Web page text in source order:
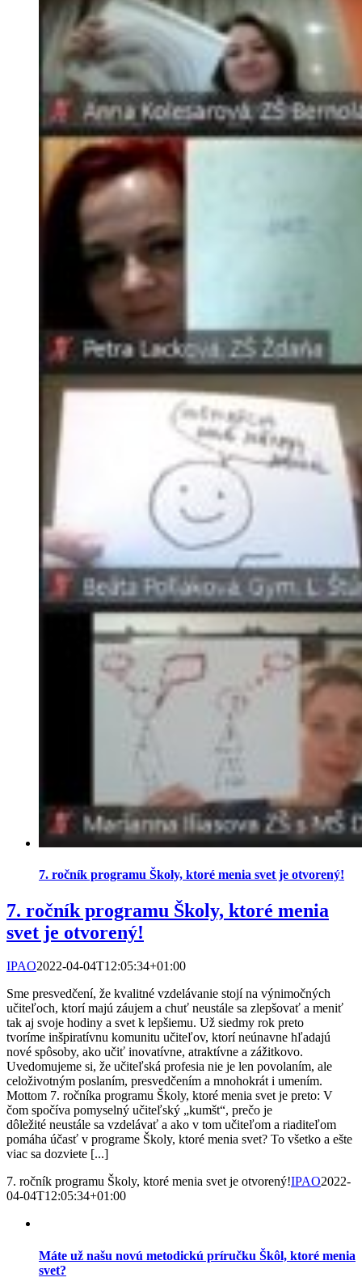
7. ročník programu Školy, ktoré menia svet je otvorený!
7. ročník programu Školy, ktoré menia
svet je otvorený!
IPAO2022-04-04T12:05:34+01:00
Sme presvedčení, že kvalitné vzdelávanie stojí na výnimočných
učiteľoch, ktorí majú záujem a chuť neustále sa zlepšovať a meniť
tak aj svoje hodiny a svet k lepšiemu. Už siedmy rok preto
tvoríme inšpiratívnu komunitu učiteľov, ktorí neúnavne hľadajú
nové spôsoby, ako učiť inovatívne, atraktívne a zážitkovo.
Uvedomujeme si, že učiteľská profesia nie je len povolaním, ale
celoživotným poslaním, presvedčením a mnohokrát i umením.
Mottom 7. ročníka programu Školy, ktoré menia svet je preto: V
čom spočíva pomyselný učiteľský „kumšt“, prečo je
dôležité neustále sa vzdelávať a ako v tom učiteľom a riaditeľom
pomáha účasť v programe Školy, ktoré menia svet? To všetko a ešte
viac sa dozviete [...]
7. ročník programu Školy, ktoré menia svet je otvorený!IPAO2022-
04-04T12:05:34+01:00
Máte už našu novú metodickú príručku Škôl, ktoré menia
svet?